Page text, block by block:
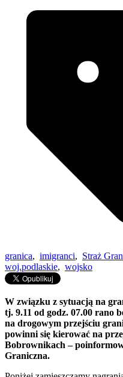
granica, imigranci, Straż
woj.podlaskie, wojsko
W związku z sytuacją na
tj. 9.11 od godz. 07.00 rano
na drogowym przejściu
powinni się kierować na
Bobrownikach –
Graniczna.